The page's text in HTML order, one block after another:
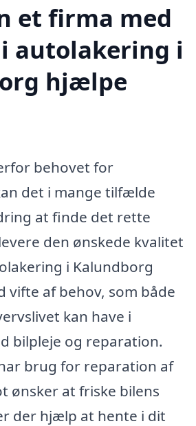
et firma med
autolakering i
hjælpe
behovet for
det i mange tilfælde
at finde det rette
den ønskede kvalitet
i Kalundborg
vifte af behov, som både
kan have i
bilpleje og reparation.
brug for reparation af
ønsker at friske bilens
der hjælp at hente i dit